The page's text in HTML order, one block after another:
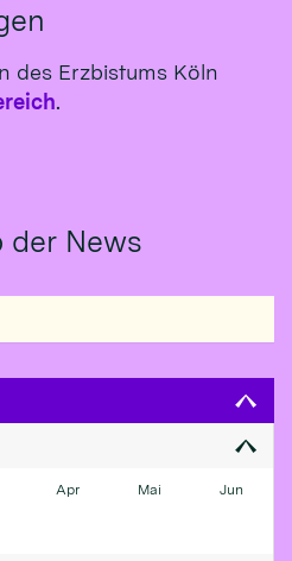
des Erzbistums Köln
.
der News
Apr Mai Jun